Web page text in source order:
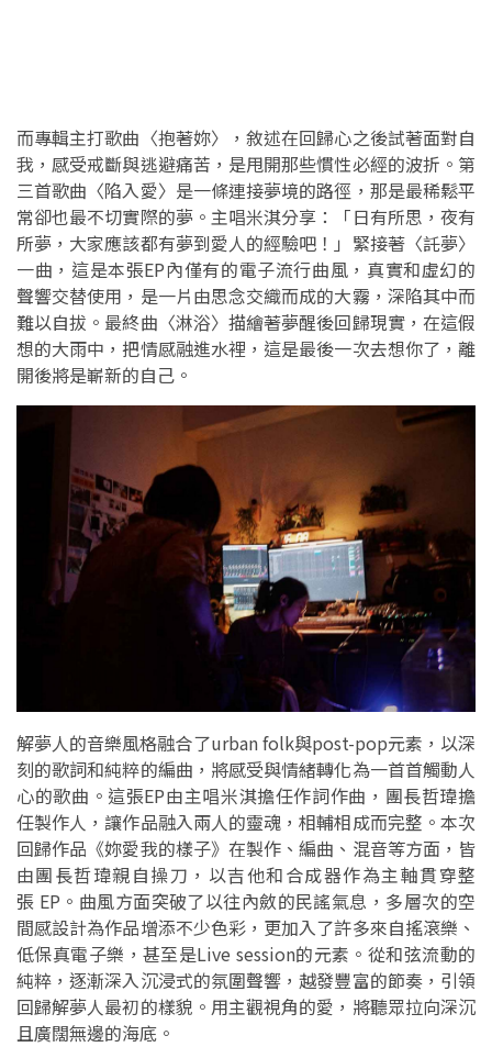
而專輯主打歌曲〈抱著妳〉，敘述在回歸心之後試著面對自
我，感受戒斷與逃避痛苦，是甩開那些慣性必經的波折。第
三首歌曲〈陷入愛〉是一條連接夢境的路徑，那是最稀鬆平
常卻也最不切實際的夢。主唱米淇分享：「日有所思，夜有
所夢，大家應該都有夢到愛人的經驗吧！」緊接著〈託夢〉
一曲，這是本張EP內僅有的電子流行曲風，真實和虛幻的
聲響交替使用，是一片由思念交織而成的大霧，深陷其中而
難以自拔。最終曲〈淋浴〉描繪著夢醒後回歸現實，在這假
想的大雨中，把情感融進水裡，這是最後一次去想你了，離
開後將是嶄新的自己。
解夢人的音樂風格融合了urban folk與post-pop元素，以深
刻的歌詞和純粹的編曲，將感受與情緒轉化為一首首觸動人
心的歌曲。這張EP由主唱米淇擔任作詞作曲，團長哲瑋擔
任製作人，讓作品融入兩人的靈魂，相輔相成而完整。本次
回歸作品《妳愛我的樣子》在製作、編曲、混音等方面，皆
由團長哲瑋親自操刀，以吉他和合成器作為主軸貫穿整
張 EP。曲風方面突破了以往內斂的民謠氣息，多層次的空
間感設計為作品增添不少色彩，更加入了許多來自搖滾樂、
低保真電子樂，甚至是Live session的元素。從和弦流動的
純粹，逐漸深入沉浸式的氛圍聲響，越發豐富的節奏，引領
回歸解夢人最初的樣貌。用主觀視角的愛，將聽眾拉向深沉
且廣闊無邊的海底。